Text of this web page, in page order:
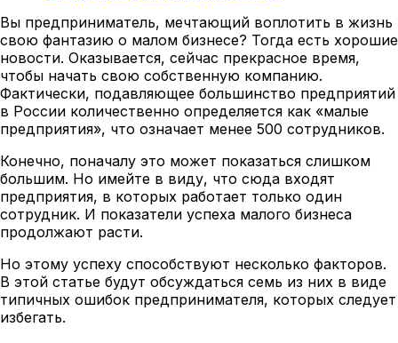
Вы предприниматель, мечтающий воплотить в жизнь
свою фантазию о малом бизнесе? Тогда есть хорошие
новости. Оказывается, сейчас прекрасное время,
чтобы начать свою собственную компанию.
Фактически, подавляющее большинство предприятий
в России количественно определяется как «малые
предприятия», что означает менее 500 сотрудников.
Конечно, поначалу это может показаться слишком
большим. Но имейте в виду, что сюда входят
предприятия, в которых работает только один
сотрудник. И показатели успеха малого бизнеса
продолжают расти.
Но этому успеху способствуют несколько факторов.
В этой статье будут обсуждаться семь из них в виде
типичных ошибок предпринимателя, которых следует
избегать.